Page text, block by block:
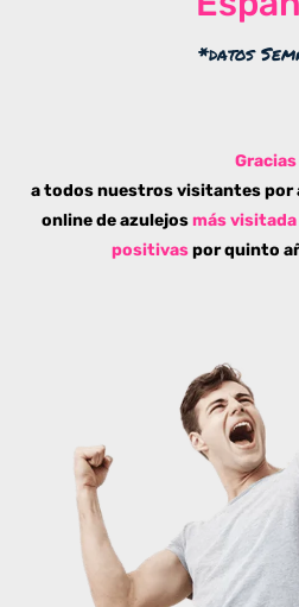
*datos
Gracias
a todos nuestros visitantes por
online de azulejos más visitada
positivaspor quinto